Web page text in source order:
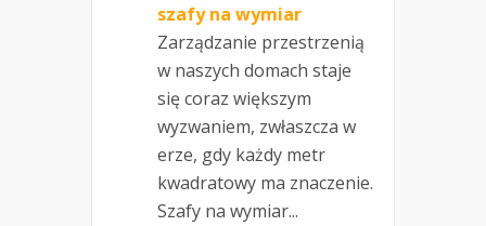
szafy na wymiar
Zarządzanie przestrzenią
w naszych domach staje
się coraz większym
wyzwaniem, zwłaszcza w
erze, gdy każdy metr
kwadratowy ma znaczenie.
Szafy na wymiar...